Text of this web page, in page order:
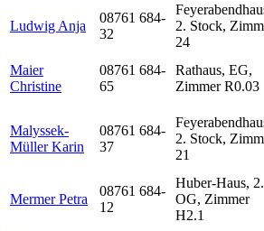
Ludwig Anja
08761 684-
32
2. Stock,
24
Maier
Christine
08761 684-
65
Rathaus, EG,
Zimmer R0.03
Malyssek-
Müller Karin
08761 684-
37
2. Stock,
21
Mermer Petra
08761 684-
12
Huber-Haus, 2.
OG, Zimmer
H2.1